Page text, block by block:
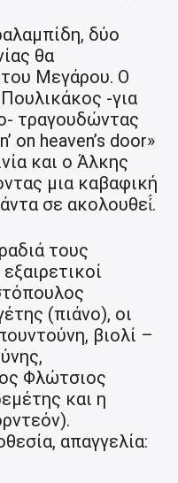
δύο
θα
Μεγάρου. Ο
-για
τραγουδώντας
on heaven’s door»
και ο Άλκης
μια καβαφική
σε ακολουθεί́.
τους
(πιάνο), οι
βιολί –
Φλώτσιος
και η
απαγγελία: